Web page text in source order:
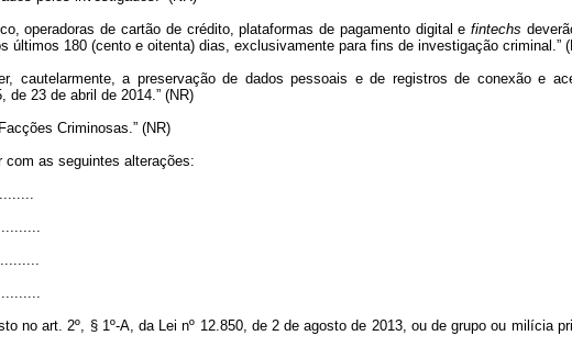
operadoras de cartão de crédito, plataformas de pagamento digital efintechs
180 (cento e oitenta) dias, exclusivamente para fins de investigação criminal.”
cautelarmente, a preservação de dados pessoais e de registros de conexão e
23 de abril de 2014.” (NR)
Criminosas.” (NR)
com as seguintes alterações:
no art. 2º, § 1º-A, da Lei nº 12.850, de 2 de agosto de 2013, ou de grupo ou milícia